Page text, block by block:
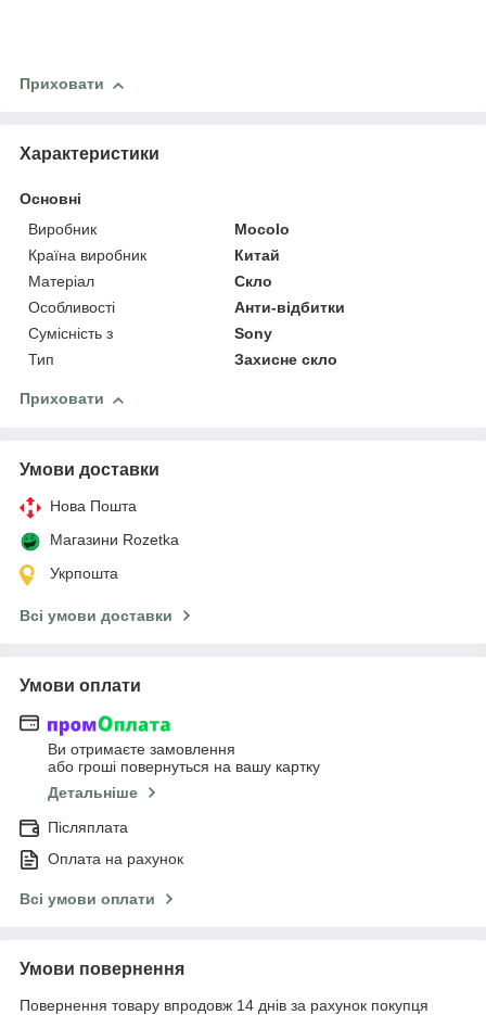
Приховати
Характеристики
Основні
Виробник
Mocolo
Країна виробник
Китай
Матеріал
Скло
Особливості
Анти-відбитки
Сумісність з
Sony
Тип
Захисне скло
Приховати
Умови доставки
Нова Пошта
Магазини Rozetka
Укрпошта
Всі умови доставки
Умови оплати
Ви отримаєте замовлення
або гроші повернуться на вашу картку
Детальніше
Післяплата
Оплата на рахунок
Всі умови оплати
Умови повернення
Повернення товару впродовж 14 днів за рахунок покупця